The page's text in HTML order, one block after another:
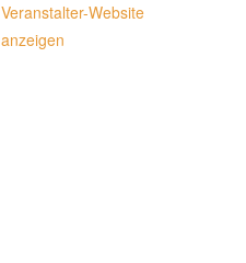
Veranstalter-Website
anzeigen